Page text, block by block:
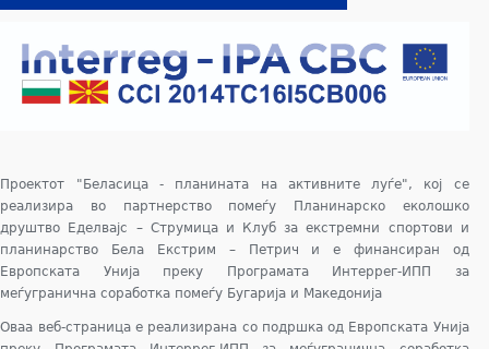
Проектот "Беласица - планината на активните луѓе", кој се
реализира во партнерство помеѓу Планинарско еколошко
друштво Еделвајс – Струмица и Клуб за екстремни спортови и
планинарство Бела Екстрим – Петрич и е финансиран од
Европската Унија преку Програмата Интеррег-ИПП за
меѓугранична соработка помеѓу Бугарија и Македонија
Оваа веб-страница е реализирана со подршка од Европската Унија